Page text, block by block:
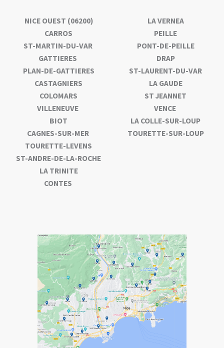
NICE OUEST (06200)
CARROS
ST-MARTIN-DU-VAR
GATTIERES
PLAN-DE-GATTIERES
CASTAGNIERS
COLOMARS
VILLENEUVE
BIOT
CAGNES-SUR-MER
TOURETTE-LEVENS
ST-ANDRE-DE-LA-ROCHE
LA TRINITE
CONTES
LA VERNEA
PEILLE
PONT-DE-PEILLE
DRAP
ST-LAURENT-DU-VAR
LA GAUDE
ST JEANNET
VENCE
LA COLLE-SUR-LOUP
TOURETTE-SUR-LOUP